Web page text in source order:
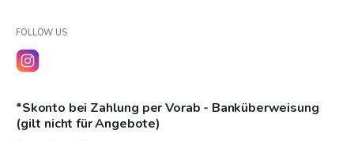
FOLLOW US
*Skonto bei Zahlung per Vorab - Banküberweisung
(gilt nicht für Angebote)